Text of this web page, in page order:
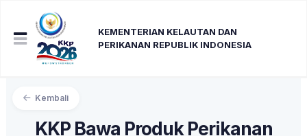
KEMENTERIAN KELAUTAN DAN
PERIKANAN REPUBLIK INDONESIA
Kembali
KKP Bawa Produk Perikanan